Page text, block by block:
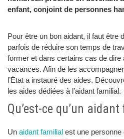
enfant, conjoint de personnes
Pour être un bon aidant, il faut être
parfois de réduire son temps de
former et dans certains cas de dire
vacances. Afin de les
l’État a instauré des aides.
les aides dédiées à l’aidant familial.
Qu’est-ce qu’un
Un aidant familial est une personne